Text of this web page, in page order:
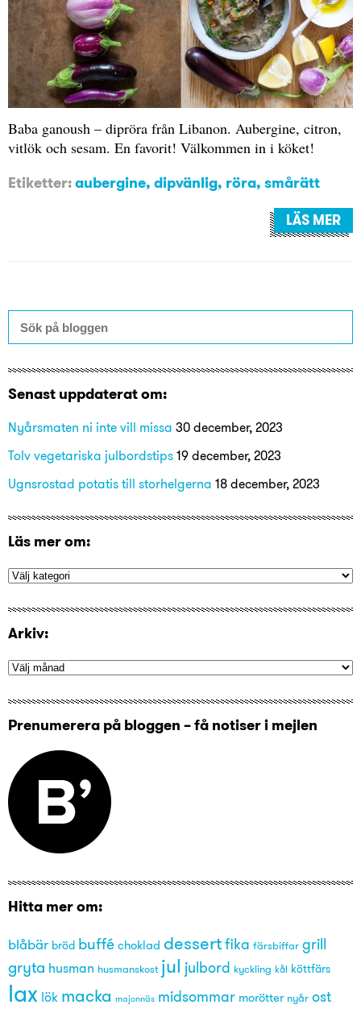
Baba ganoush – dipröra från Libanon. Aubergine, citron,
vitlök och sesam. En favorit! Välkommen in i köket!
Etiketter:aubergine, dipvänlig, röra, smårätt
LÄS MER
Senast uppdaterat om:
Nyårsmaten ni inte vill missa 30 december, 2023
Tolv vegetariska julbordstips 19 december, 2023
Ugnsrostad potatis till storhelgerna 18 december, 2023
Läs mer om:
Arkiv:
Prenumerera på bloggen – få notiser i mejlen
Hitta mer om:
blåbär bröd buffé choklad dessertfika färsbiffar grill
gryta husman husmanskost jul julbord kyckling kål köttfärs
lax lök macka majonnäs midsommar morötter nyår ost